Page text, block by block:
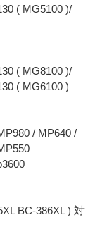
( MG5100 )/
( MG8100 )/
( MG6100 )
/ MP640 /
BC-386XL ) 対